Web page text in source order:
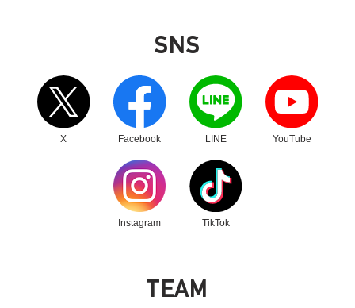
SNS
X
別ウィンドウリンク
Facebook
別ウィンドウリンク
LINE
別ウィンドウリンク
YouTube
別ウィンドウリンク
Instagram
別ウィンドウリンク
TikTok
別ウィンドウリンク
TEAM